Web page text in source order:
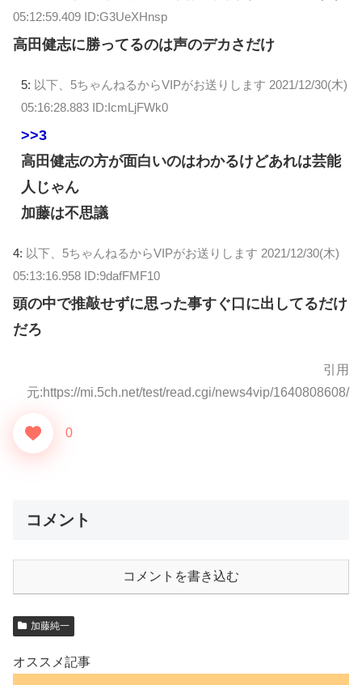
05:12:59.409 ID:G3UeXHnsp
高田健志に勝ってるのは声のデカさだけ
5: 以下、5ちゃんねるからVIPがお送りします 2021/12/30(木)
05:16:28.883 ID:IcmLjFWk0
>>3
高田健志の方が面白いのはわかるけどあれは芸能
人じゃん
加藤は不思議
4: 以下、5ちゃんねるからVIPがお送りします 2021/12/30(木)
05:13:16.958 ID:9dafFMF10
頭の中で推敲せずに思った事すぐ口に出してるだけ
だろ
引用
元:https://mi.5ch.net/test/read.cgi/news4vip/1640808608/
0
コメント
コメントを書き込む
加藤純一
オススメ記事